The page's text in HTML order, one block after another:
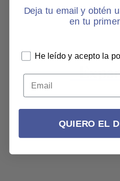
Deja tu email y obtén
en tu
He leído y acepto la
QUIERO EL